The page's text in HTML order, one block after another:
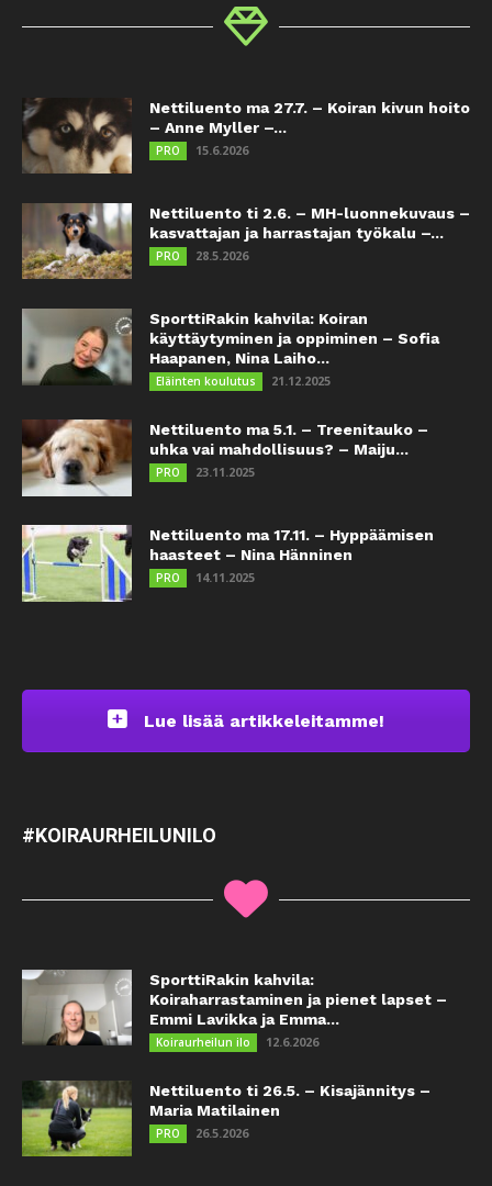
Nettiluento ma 27.7. – Koiran kivun hoito
– Anne Myller –...
PRO 15.6.2026
Nettiluento ti 2.6. – MH-luonnekuvaus –
kasvattajan ja harrastajan työkalu –...
PRO 28.5.2026
SporttiRakin kahvila: Koiran
käyttäytyminen ja oppiminen – Sofia
Haapanen, Nina Laiho...
Eläinten koulutus 21.12.2025
Nettiluento ma 5.1. – Treenitauko –
uhka vai mahdollisuus? – Maiju...
PRO 23.11.2025
Nettiluento ma 17.11. – Hyppäämisen
haasteet – Nina Hänninen
PRO 14.11.2025
Lue lisää artikkeleitamme!
#KOIRAURHEILUNILO
SporttiRakin kahvila:
Koiraharrastaminen ja pienet lapset –
Emmi Lavikka ja Emma...
Koiraurheilun ilo 12.6.2026
Nettiluento ti 26.5. – Kisajännitys –
Maria Matilainen
PRO 26.5.2026